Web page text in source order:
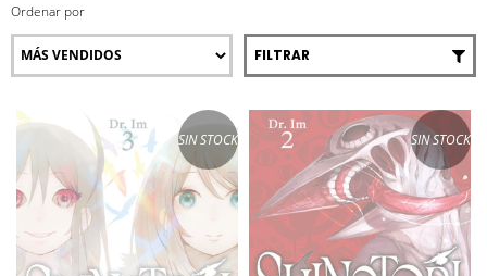
Ordenar por
FILTRAR
SIN STOCK SIN STOCK